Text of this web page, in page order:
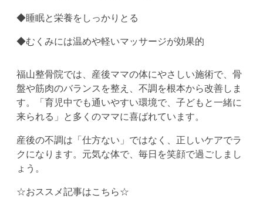
◆睡眠と栄養をしっかりとる
◆むくみには温めや軽いマッサージが効果的
福山整骨院では、産後ママの体にやさしい施術で、骨
盤や筋肉のバランスを整え、不調を根本から改善しま
す。「育児中でも通いやすい環境で、子どもと一緒に
来られる」と多くのママに喜ばれています。
産後の不調は「仕方ない」ではなく、正しいケアでラ
クになります。元気な体で、毎日を笑顔で過ごしまし
ょう。
☆おススメ記事はこちら☆